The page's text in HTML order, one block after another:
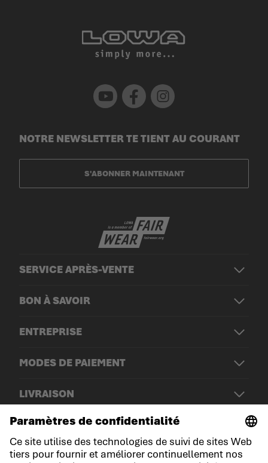
Youtube Facebook Instagram
SERVICE APRÈS-VENTE
BON À SAVOIR
ENTREPRISE
MODES DE PAIEMENT
LIVRAISON
NOTRE NEWSLETTER TE TIENT AU COURANT
S'ABONNER MAINTENANT
© LOWA Sportschuhe GmbH